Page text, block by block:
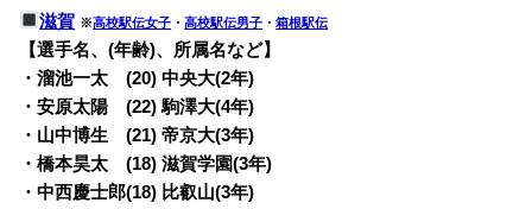
滋賀 ※高校駅伝女子 ・高校駅伝男子 ・箱根駅伝
【選手名、(年齢)、所属名など】
・溜池一太 (20) 中央大(2年)
・安原太陽 (22) 駒澤大(4年)
・山中博生 (21) 帝京大(3年)
・橋本昊太 (18) 滋賀学園(3年)
・中西慶士郎(18) 比叡山(3年)